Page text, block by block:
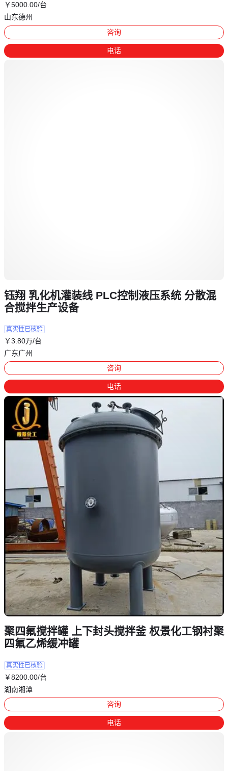
￥5000 .00/台
山东德州
咨询
电话
钰翔 乳化机灌装线 PLC控制液压系统 分散混
合搅拌生产设备
真实性已核验
￥3 .80万/台
广东广州
咨询
电话
聚四氟搅拌罐 上下封头搅拌釜 权景化工钢衬聚
四氟乙烯缓冲罐
真实性已核验
￥8200 .00/台
湖南湘潭
咨询
电话